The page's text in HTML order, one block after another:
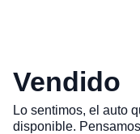
Vendido
Lo sentimos, el auto
disponible.